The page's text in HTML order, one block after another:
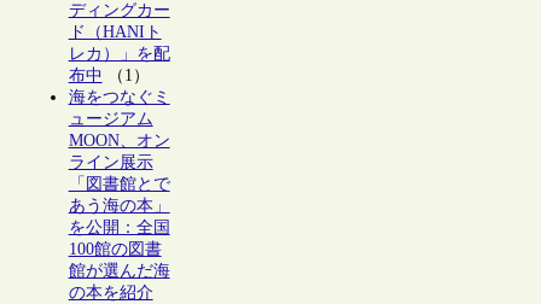
ディングカー
ド（HANIト
レカ）」を配
布中 （1）
海をつなぐミ
ュージアム
MOON、オン
ライン展示
「図書館とで
あう海の本」
を公開：全国
100館の図書
館が選んだ海
の本を紹介